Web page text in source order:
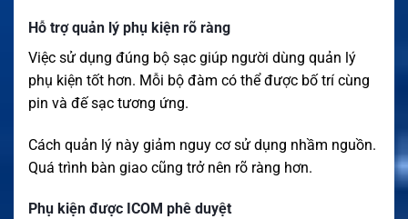
Hỗ trợ quản lý phụ kiện rõ ràng
Việc sử dụng đúng bộ sạc giúp người dùng quản lý
phụ kiện tốt hơn. Mỗi bộ đàm có thể được bố trí cùng
pin và đế sạc tương ứng.
Cách quản lý này giảm nguy cơ sử dụng nhầm nguồn.
Quá trình bàn giao cũng trở nên rõ ràng hơn.
Phụ kiện được ICOM phê duyệt